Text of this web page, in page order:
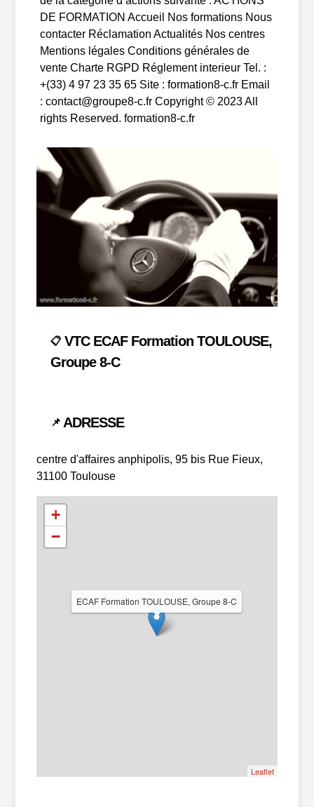
DE FORMATION Accueil Nos formations Nous
contacter Réclamation Actualités Nos centres
Mentions légales Conditions générales de
vente Charte RGPD Réglement interieur Tel. :
+(33) 4 97 23 35 65 Site : formation8-c.fr Email
: contact@groupe8-c.fr Copyright © 2023 All
rights Reserved. formation8-c.fr
📋 VTC ECAF Formation TOULOUSE,
Groupe 8-C
📌 ADRESSE
centre d'affaires anphipolis, 95 bis Rue Fieux,
31100 Toulouse
ECAF Formation TOULOUSE, Groupe 8-C
+
−
Leaflet